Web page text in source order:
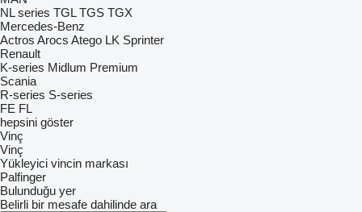
NL series TGL TGS TGX
Mercedes-Benz
Actros Arocs Atego LK Sprinter
Renault
K-series Midlum Premium
Scania
R-series S-series
FE FL
hepsini göster
Vinç
Vinç
Yükleyici vincin markası
Palfinger
Bulunduğu yer
Belirli bir mesafe dahilinde ara